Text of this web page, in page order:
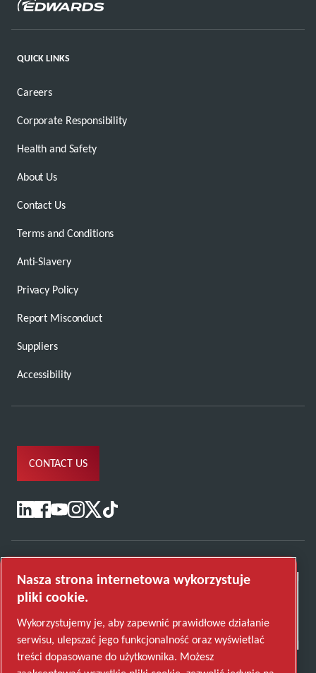
QUICK LINKS
Careers
Corporate Responsibility
Health and Safety
About Us
Contact Us
Terms and Conditions
Anti-Slavery
Privacy Policy
Report Misconduct
Suppliers
Accessibility
CONTACT US
Nasza strona internetowa wykorzystuje
pliki cookie.
Wykorzystujemy je, aby zapewnić prawidłowe działanie
serwisu, ulepszać jego funkcjonalność oraz wyświetlać
treści dopasowane do użytkownika. Możesz